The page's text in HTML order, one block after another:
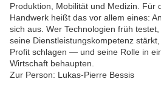
Produktion, Mobilität und Medizin. Für
Handwerk heißt das vor allem eines:
sich aus. Wer Technologien früh
seine Dienstleistungskompetenz
Profit schlagen — und seine Rolle in
Wirtschaft behaupten.
Zur Person: Lukas-Pierre Bessis